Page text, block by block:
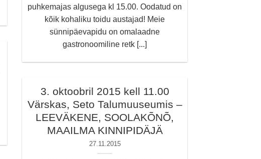
puhkemajas algusega kl 15.00. Oodatud on
kõik kohaliku toidu austajad! Meie
sünnipäevapidu on omalaadne
gastronoomiline retk [...]
3. oktoobril 2015 kell 11.00
Värskas, Seto Talumuuseumis –
LEEVÄKENE, SOOLAKÕNÕ,
MAAILMA KINNIPIDÄJÄ
27.11.2015